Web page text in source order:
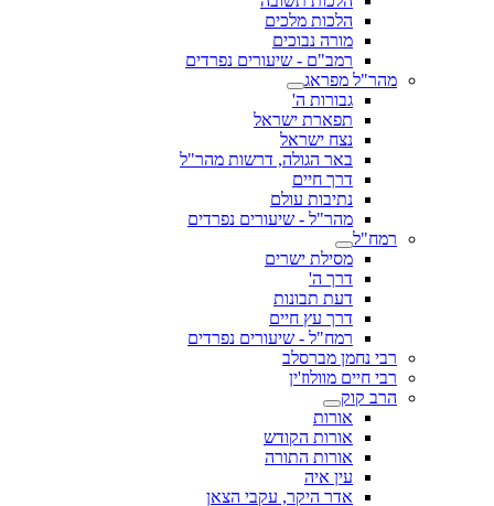
הלכות מלכים
מורה נבוכים
רמב"ם - שיעורים נפרדים
מהר"ל מפראג
גבורות ה'
תפארת ישראל
נצח ישראל
באר הגולה, דרשות מהר"ל
דרך חיים
נתיבות עולם
מהר"ל - שיעורים נפרדים
רמח"ל
מסילת ישרים
דרך ה'
דעת תבונות
דרך עץ חיים
רמח"ל - שיעורים נפרדים
רבי נחמן מברסלב
רבי חיים מוולוז'ין
הרב קוק
אורות
אורות הקודש
אורות התורה
עין איה
אדר היקר, עקבי הצאן